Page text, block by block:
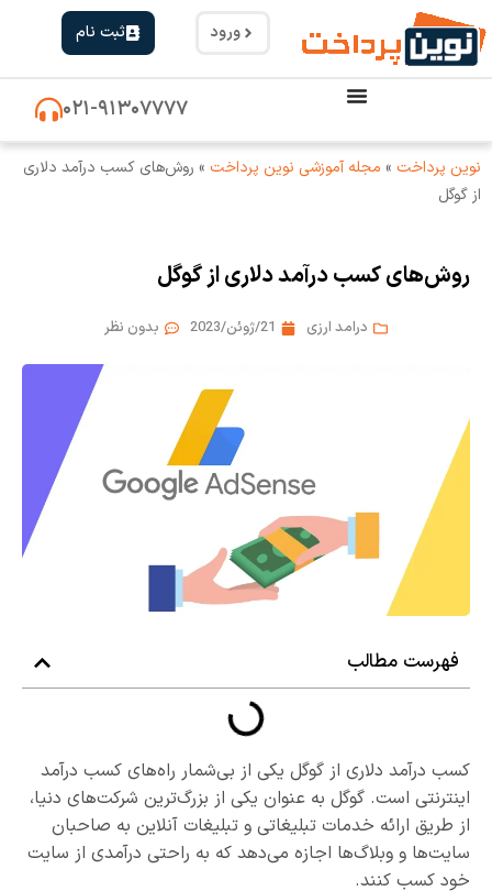
ورود ثبت نام
۰۲۱-۹۱۳۰۷۷۷۷
نوین پرداخت » مجله آموزشی نوین پرداخت » روش‌های کسب درآمد دلاری
از گوگل
روش‌های کسب درآمد دلاری از گوگل
درامد ارزی 21/ژوئن/2023 بدون نظر
فهرست مطالب
کسب درآمد دلاری از گوگل یکی از بی‌شمار راه‌های کسب درآمد
اینترنتی است. گوگل به عنوان یکی از بزرگ‌ترین شرکت‌های دنیا،
از طریق ارائه خدمات تبلیغاتی و تبلیغات آنلاین به صاحبان
سایت‌ها و وبلاگ‌ها اجازه می‌دهد که به راحتی درآمدی از سایت
خود کسب کنند.